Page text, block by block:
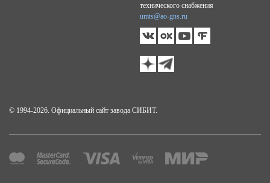
© 1994-2026. Официальный сайт завода СИБИТ.
технического снабжения
umts@ao-gns.ru